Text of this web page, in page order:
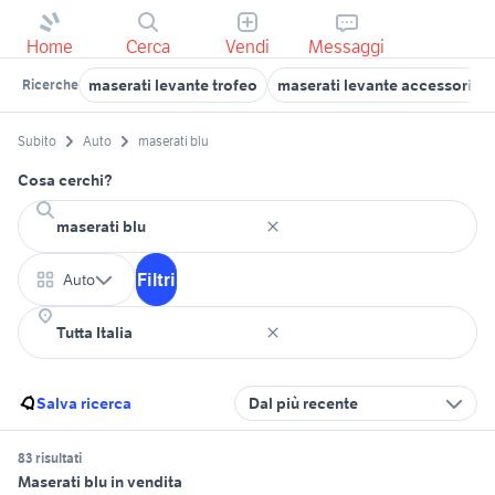
Home Cerca Vendi Messaggi
Ricerche maserati levante trofeo maserati levante accessori
Subito Auto maserati blu
Cosa cerchi?
Auto Filtri
Salva ricerca Dal più recente
83 risultati
Maserati blu in vendita